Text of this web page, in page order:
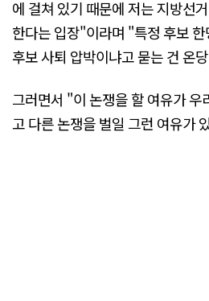
에 걸쳐 있기 때문에 저는 지방선
한다는 입장"이라며 "특정 후보
후보 사퇴 압박이냐고 묻는 건 온
그러면서 "이 논쟁을 할 여유가 우
고 다른 논쟁을 벌일 그런 여유가